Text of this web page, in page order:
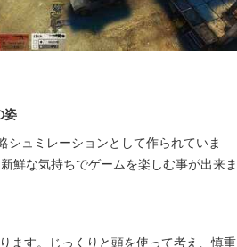
姿
シュミレーションとして作られていま
鮮な気持ちでゲームを楽しむ事が出来ま
ます。じっくりと頭を使って考え、慎重